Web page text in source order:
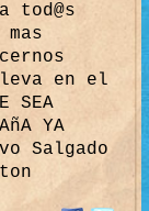
tod@s
en el
SEA
YA
Salgado